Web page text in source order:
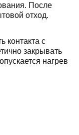
После
отход.
контакта с
закрывать
нагрев